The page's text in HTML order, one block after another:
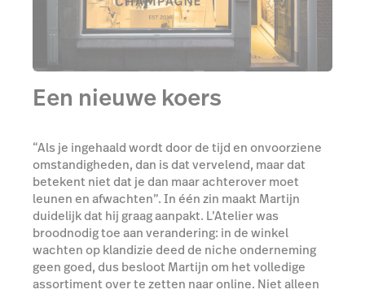
Een nieuwe koers
“Als je ingehaald wordt door de tijd en onvoorziene
omstandigheden, dan is dat vervelend, maar dat
betekent niet dat je dan maar achterover moet
leunen en afwachten”. In één zin maakt Martijn
duidelijk dat hij graag aanpakt. L’Atelier was
broodnodig toe aan verandering: in de winkel
wachten op klandizie deed de niche onderneming
geen goed, dus besloot Martijn om het volledige
assortiment over te zetten naar online. Niet alleen